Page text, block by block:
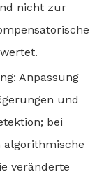
nicht zur
Anpassung
und
bei
algorithmische
veränderte